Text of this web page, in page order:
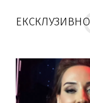
ЕКСКЛУЗИВНО